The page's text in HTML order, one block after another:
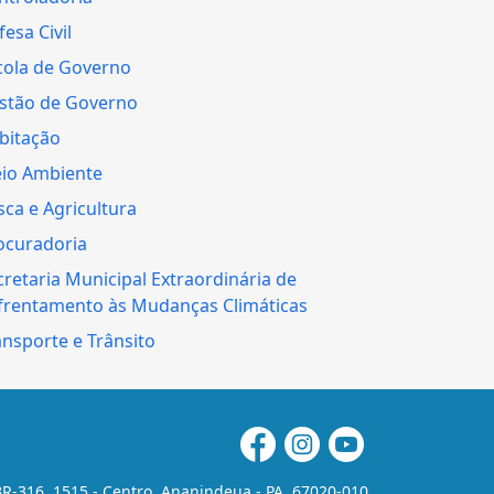
Civil
de Governo
de Governo
Ambiente
e Agricultura
Municipal Extraordinária de
às Mudanças Climáticas
e Trânsito